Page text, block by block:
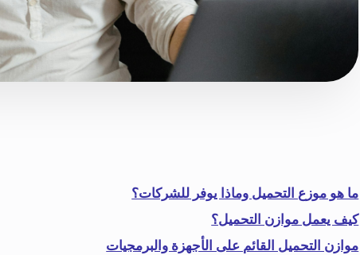
ما هو موزع التحميل وماذا يوفر للشركات؟
كيف يعمل موازن التحميل؟
موازن التحميل القائم على الأجهزة والبرمجيات